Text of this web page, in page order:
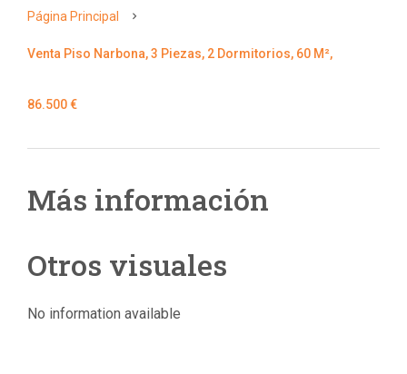
Página Principal
Venta Piso Narbona, 3 Piezas, 2 Dormitorios, 60 M²,
86.500 €
Más información
Otros visuales
No information available